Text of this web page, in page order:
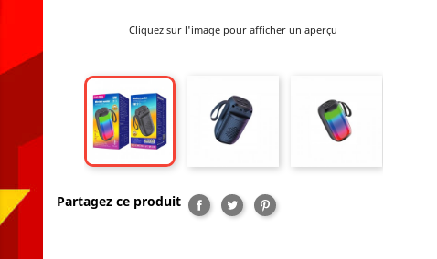
Cliquez sur l'image pour afficher un aperçu
Partagez ce produit Partager
TweetPinterest